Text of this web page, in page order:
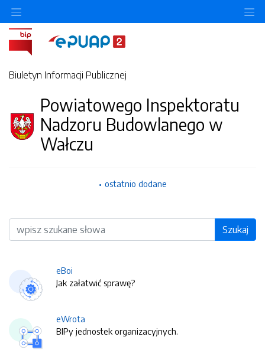
Biuletyn Informacji Publicznej
Powiatowego Inspektoratu
Nadzoru Budowlanego w
Wałczu
ostatnio dodane
Wyszukiwarka Szukaj
eBoi
Jak załatwić sprawę?
eWrota
BIPy jednostek organizacyjnych.